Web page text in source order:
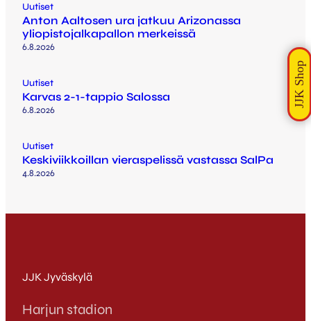
Uutiset
Anton Aaltosen ura jatkuu Arizonassa
yliopistojalkapallon merkeissä
6.8.2026
Uutiset
Karvas 2-1-tappio Salossa
6.8.2026
Uutiset
Keskiviikkoillan vieraspelissä vastassa SalPa
4.8.2026
JJK Jyväskylä
Harjun stadion